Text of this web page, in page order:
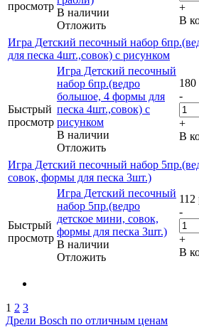
просмотр
В наличии
Отложить
+
В
Игра Детский песочный набор
для песка 4шт.,совок) с рисунком
Быстрый
просмотр
Игра Детский песочный
набор 6пр.(ведро
большое, 4 формы для
песка 4шт.,совок) с
рисунком
В наличии
Отложить
180
-
+
В
Игра Детский песочный набор
совок, формы для песка 3шт.)
Быстрый
просмотр
Игра Детский песочный
набор 5пр.(ведро
детское мини, совок,
формы для песка 3шт.)
В наличии
Отложить
112
-
+
В
1 2 3
Дрели Bosch по отличным ценам